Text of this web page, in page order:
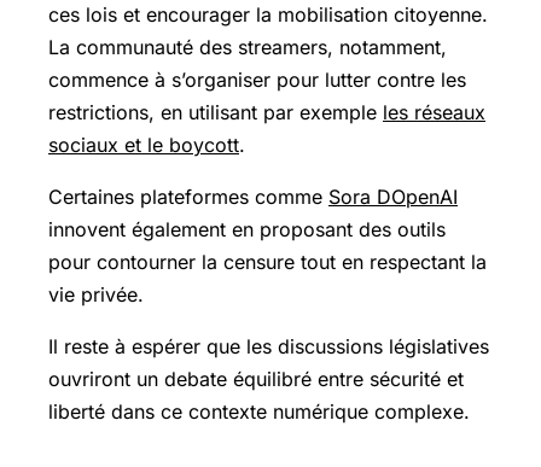
ces lois et encourager la mobilisation citoyenne.
La communauté des streamers, notamment,
commence à s’organiser pour lutter contre les
restrictions, en utilisant par exemple les réseaux
sociaux et le boycott.
Certaines plateformes comme Sora DOpenAI
innovent également en proposant des outils
pour contourner la censure tout en respectant la
vie privée.
Il reste à espérer que les discussions législatives
ouvriront un debate équilibré entre sécurité et
liberté dans ce contexte numérique complexe.